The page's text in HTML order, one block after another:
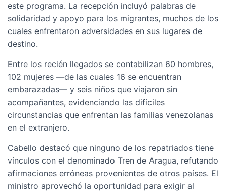
este programa. La recepción incluyó palabras de
solidaridad y apoyo para los migrantes, muchos de los
cuales enfrentaron adversidades en sus lugares de
destino.
Entre los recién llegados se contabilizan 60 hombres,
102 mujeres —de las cuales 16 se encuentran
embarazadas— y seis niños que viajaron sin
acompañantes, evidenciando las difíciles
circunstancias que enfrentan las familias venezolanas
en el extranjero.
Cabello destacó que ninguno de los repatriados tiene
vínculos con el denominado Tren de Aragua, refutando
afirmaciones erróneas provenientes de otros países. El
ministro aprovechó la oportunidad para exigir al